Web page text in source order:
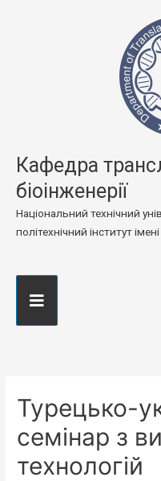
Кафедра
біоінженерії
Національний технічний
політехнічний інститут
Турецько-
семінар з
технологій